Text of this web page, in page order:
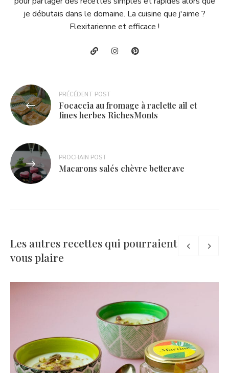
je débutais dans le domaine. La cuisine que j'aime ?
Flexitarienne et efficace !
Navigation
de
l’article
PRÉCÉDENT POST
Focaccia au fromage à raclette ail et
fines herbes RichesMonts
PROCHAIN POST
Macarons salés chèvre betterave
Les autres recettes qui pourraient
vous plaire